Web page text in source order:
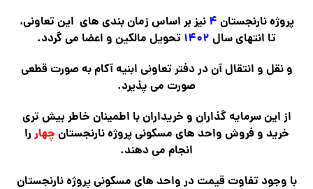
پروژه نارنجستان ۴ نیز بر اساس زمان بندی های این تعاونی،
تا انتهای سال ۱۴۰۲ تحویل مالکین و اعضا می گردد.
و نقل و انتقال آن در دفتر تعاونی ابنیه آکام به صورت قطعی
صورت می پذیرد.
از این سرمایه گذاران و خریداران با اطمینان خاطر بیش تری
خرید و فروش واحد های مسکونی پروژه نارنجستان چهار را
انجام می دهند.
با وجود تفاوت قیمت در واحد های مسکونی پروژه نارنجستان